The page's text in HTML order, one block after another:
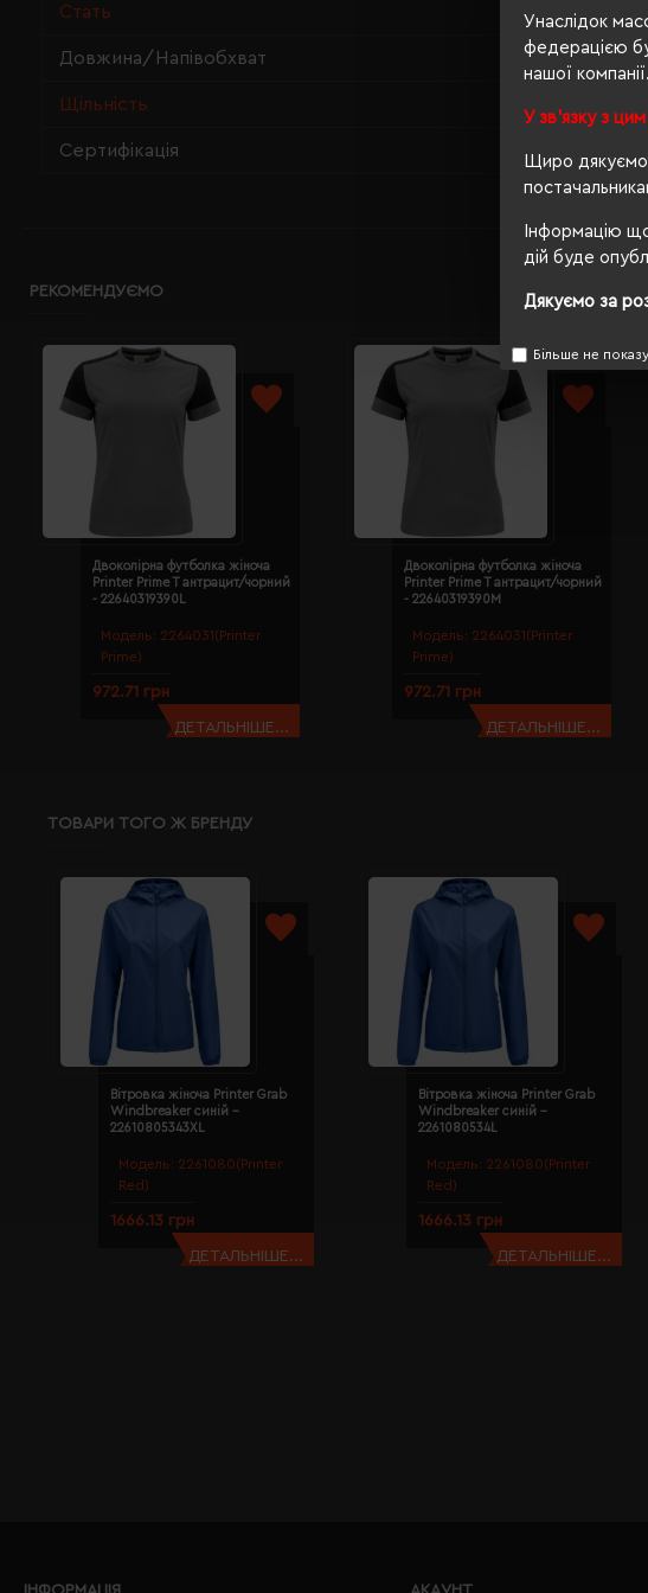
Унаслідок
федерацією
нашої компанії.
У зв'язку з
Щиро дякуємо
Інформацію
дій буде
Дякуємо за
Більше не
Стать чоловіча
Довжина/Напівобхват 81/72
Щільність
Сертифікація OEKO-TEX®
РЕКОМЕНДУЄМО
Модель: 2264031(Printer
Prime)
Двоколірна футболка жіноча
Printer Prime T антрацит/чорний
- 22640319390L
972.71 грн
ДЕТАЛЬНІШЕ...
Модель: 2264031(Printer
Prime)
Двоколірна футболка жіноча
Printer Prime T антрацит/чорний
- 22640319390M
972.71 грн
ДЕТАЛЬНІШЕ...
ТОВАРИ ТОГО Ж БРЕНДУ
Модель: 2261080(Printer
Red)
Вітровка жіноча Printer Grab
Windbreaker синій -
22610805343XL
1666.13 грн
ДЕТАЛЬНІШЕ...
Модель: 2261080(Printer
Red)
Вітровка жіноча Printer Grab
Windbreaker синій -
2261080534L
1666.13 грн
ДЕТАЛЬНІШЕ...